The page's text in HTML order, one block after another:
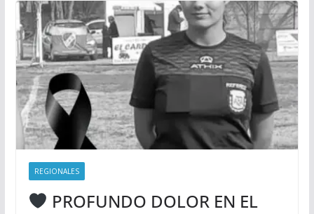
REGIONALES
PROFUNDO DOLOR EN EL